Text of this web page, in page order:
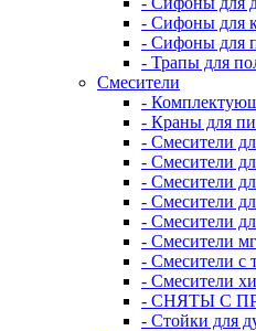
- Сифоны для
- Сифоны для
- Трапы для
Смесители
-
- Краны для
- Смесители
- Смесители
- Смесители
- Смесители
- Смесители
- Смесители
- Смесители с
- Смесители
- СНЯТЫ С
- Стойки для